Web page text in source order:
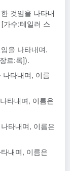
것임을 나타내
가수:테일러 스
을 나타내며,
르:록]).
나타내며, 이름
타내며, 이름은
타내며, 이름은
내며, 이름은